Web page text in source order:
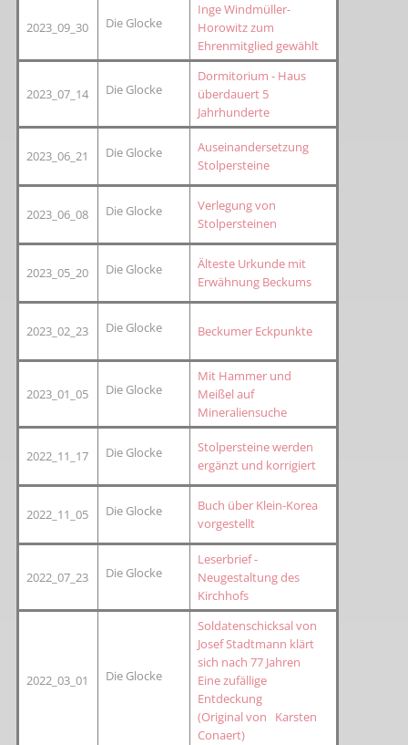
2023_09_30 Die Glocke
Inge Windmüller-
Horowitz zum
Ehrenmitglied gewählt
2023_07_14 Die Glocke
Dormitorium - Haus
überdauert 5
Jahrhunderte
2023_06_21 Die Glocke
Auseinandersetzung
Stolpersteine
2023_06_08 Die Glocke
Verlegung von
Stolpersteinen
2023_05_20 Die Glocke
Älteste Urkunde mit
Erwähnung Beckums
2023_02_23 Die Glocke Beckumer Eckpunkte
2023_01_05 Die Glocke
Mit Hammer und
Meißel auf
Mineraliensuche
2022_11_17 Die Glocke
Stolpersteine werden
ergänzt und korrigiert
2022_11_05 Die Glocke
Buch über Klein-Korea
vorgestellt
2022_07_23 Die Glocke
Leserbrief -
Neugestaltung des
Kirchhofs
2022_03_01 Die Glocke
Soldatenschicksal von
Josef Stadtmann klärt
sich nach 77 Jahren
Eine zufällige
Entdeckung
(Original von Karsten
Conaert)